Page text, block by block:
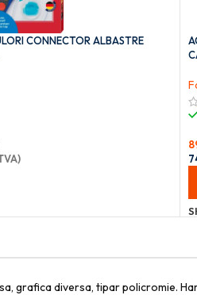
CONNECTOR ALBASTRE
grafica diversa, tipar policromie.